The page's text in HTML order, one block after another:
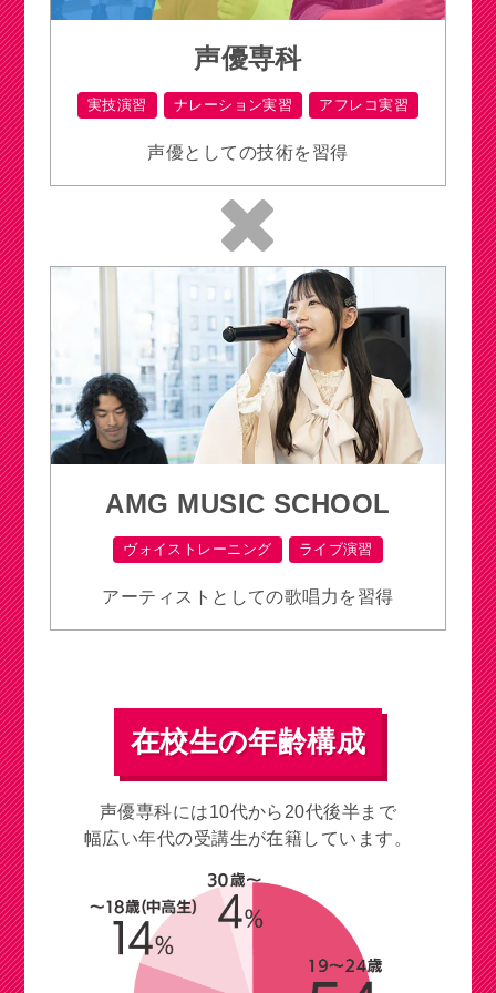
声優専科
実技演習 ナレーション実習 アフレコ実習
声優としての技術を習得
AMG MUSIC SCHOOL
ヴォイストレーニング ライブ演習
アーティストとしての歌唱力を習得
在校生の年齢構成
声優専科には10代から20代後半まで
幅広い年代の受講生が在籍しています。